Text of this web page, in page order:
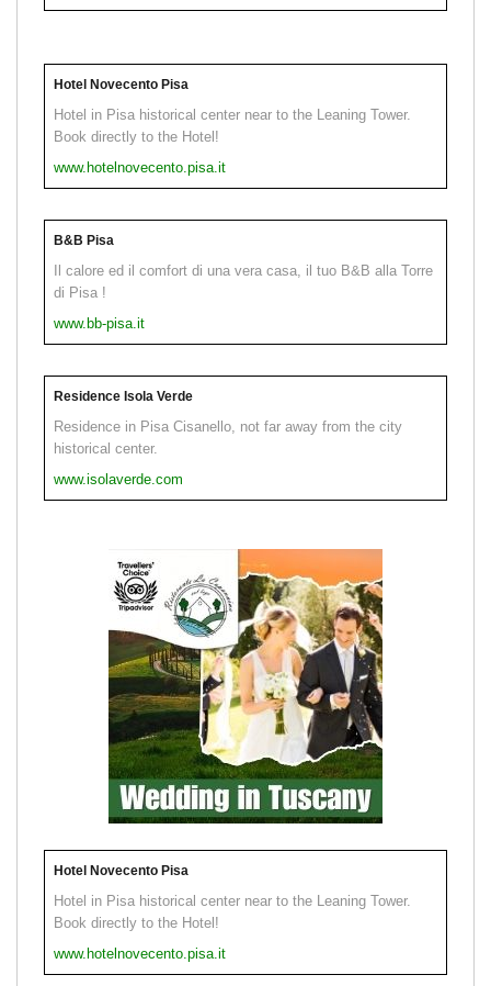
Hotel Novecento Pisa
Hotel in Pisa historical center near to the Leaning Tower.
Book directly to the Hotel!
www.hotelnovecento.pisa.it
B&B Pisa
Il calore ed il comfort di una vera casa, il tuo B&B alla Torre
di Pisa !
www.bb-pisa.it
Residence Isola Verde
Residence in Pisa Cisanello, not far away from the city
historical center.
www.isolaverde.com
Hotel Novecento Pisa
Hotel in Pisa historical center near to the Leaning Tower.
Book directly to the Hotel!
www.hotelnovecento.pisa.it